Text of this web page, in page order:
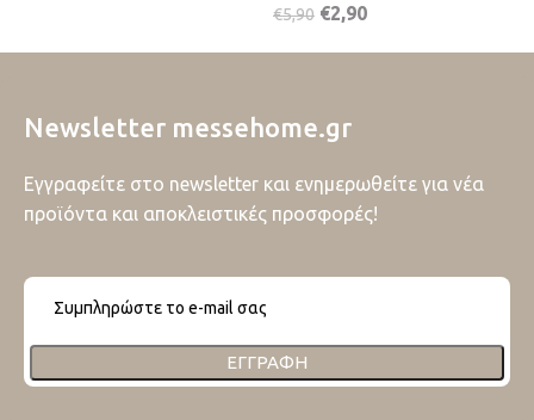
€5,90 €2,90
Newsletter messehome.gr
Εγγραφείτε στο newsletter και ενημερωθείτε για νέα
προϊόντα και αποκλειστικές προσφορές!
ΕΓΓΡΑΦΉ